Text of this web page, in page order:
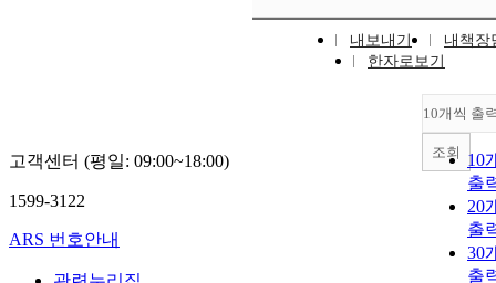
내보내기
내책장
한자로보기
10개씩 출
10
출
20
출
30
출
조회
고객센터 (평일: 09:00~18:00)
1599-3122
ARS 번호안내